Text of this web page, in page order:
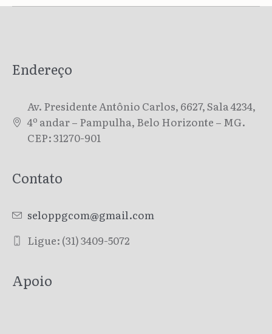
Endereço
Av. Presidente Antônio Carlos, 6627, Sala 4234,
4º andar – Pampulha, Belo Horizonte – MG.
CEP: 31270-901
Contato
seloppgcom@gmail.com
Ligue: (31) 3409-5072
Apoio